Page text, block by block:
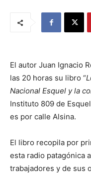
El autor Juan Ignacio
las 20 horas su libro “
Nacional Esquel y la
Instituto 809 de
es por calle Alsina.
El libro recopila por
esta radio patagónica
trabajadores y de sus